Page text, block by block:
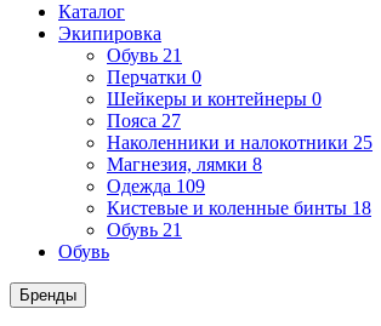
Каталог
Экипировка
Обувь 21
Перчатки 0
Шейкеры и контейнеры 0
Пояса 27
Наколенники и налокотники 25
Магнезия, лямки 8
Одежда 109
Кистевые и коленные бинты 18
Обувь 21
Обувь
Бренды